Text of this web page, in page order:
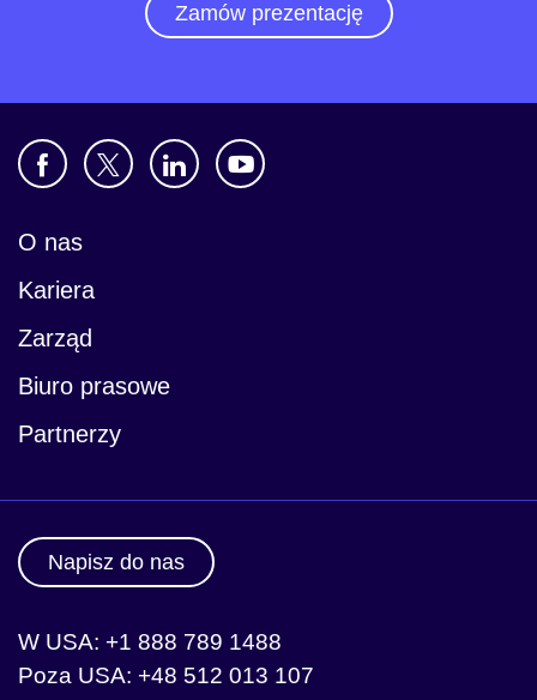
Zamów prezentację
O nas
Kariera
Zarząd
Biuro prasowe
Partnerzy
Napisz do nas
W USA: +1 888 789 1488
Poza USA: +48 512 013 107